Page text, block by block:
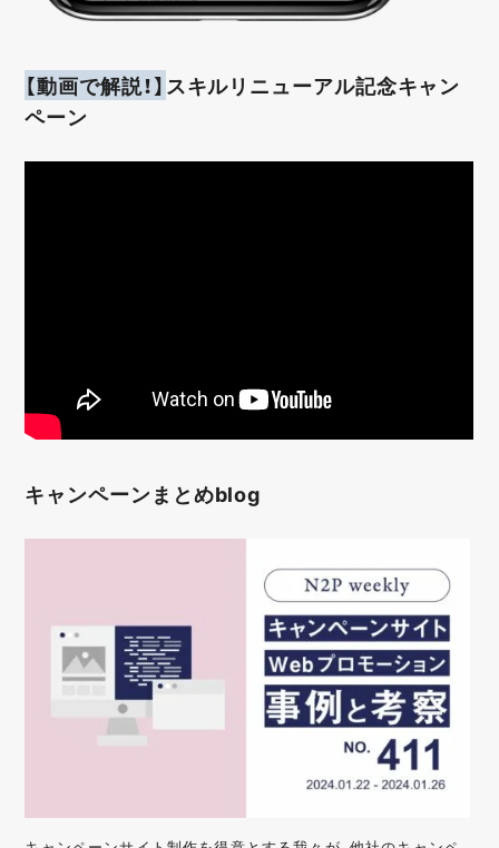
【動画で解説！】スキルリニューアル記念キャン
ペーン
キャンペーンまとめblog